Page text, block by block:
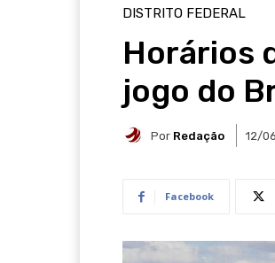
DISTRITO FEDERAL
Horários
jogo do
Por Redação 12/
Facebook